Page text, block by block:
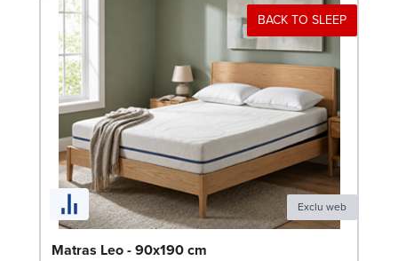
BACK TO SLEEP
Exclu web
Matras Leo - 90x190 cm